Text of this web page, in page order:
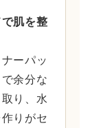
肌を整
ーパッ
余分な
り、水
りがセ